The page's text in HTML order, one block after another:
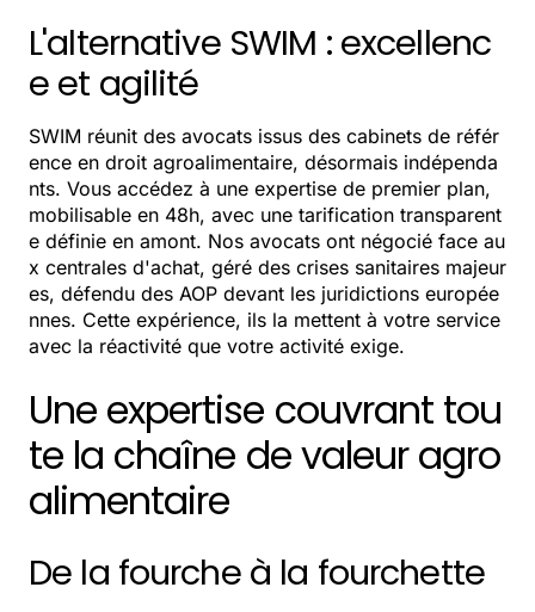
L'alternative SWIM : excellenc
e et agilité
SWIM réunit des avocats issus des cabinets de référ
ence en droit agroalimentaire, désormais indépenda
nts. Vous accédez à une expertise de premier plan,
mobilisable en 48h, avec une tarification transparent
e définie en amont. Nos avocats ont négocié face au
x centrales d'achat, géré des crises sanitaires majeur
es, défendu des AOP devant les juridictions europée
nnes. Cette expérience, ils la mettent à votre service
avec la réactivité que votre activité exige.
Une expertise couvrant tou
te la chaîne de valeur agro
alimentaire
De la fourche à la fourchette